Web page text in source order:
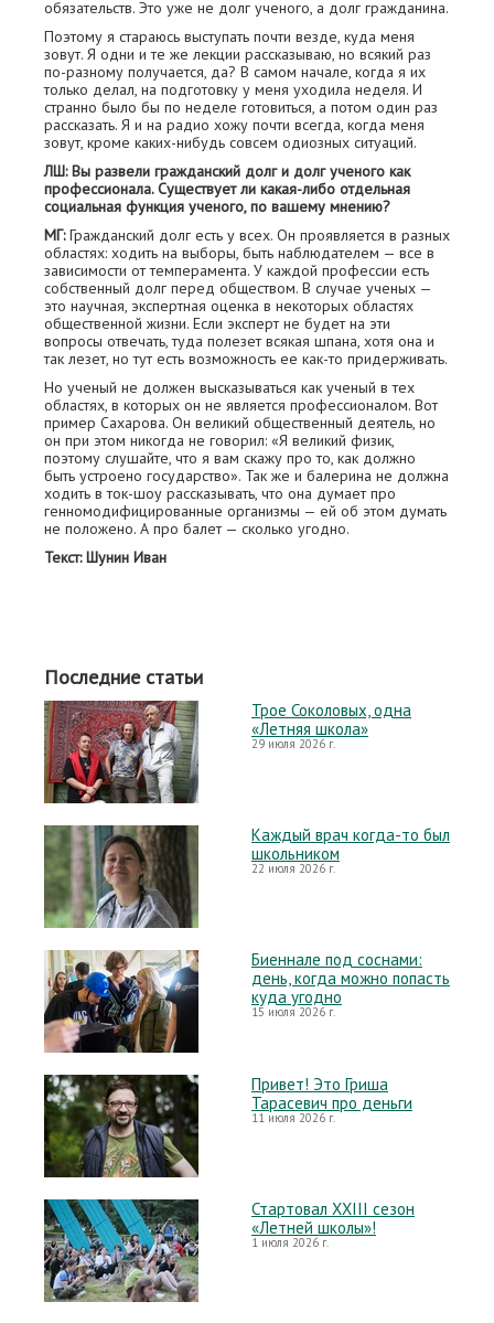
обязательств. Это уже не долг ученого, а долг гражданина.
Поэтому я стараюсь выступать почти везде, куда меня
зовут. Я одни и те же лекции рассказываю, но всякий раз
по-разному получается, да? В самом начале, когда я их
только делал, на подготовку у меня уходила неделя. И
странно было бы по неделе готовиться, а потом один раз
рассказать. Я и на радио хожу почти всегда, когда меня
зовут, кроме каких-нибудь совсем одиозных ситуаций.
ЛШ: Вы развели гражданский долг и долг ученого как
профессионала. Существует ли какая-либо отдельная
социальная функция ученого, по вашему мнению?
МГ:Гражданский долг есть у всех. Он проявляется в разных
областях: ходить на выборы, быть наблюдателем — все в
зависимости от темперамента. У каждой профессии есть
собственный долг перед обществом. В случае ученых —
это научная, экспертная оценка в некоторых областях
общественной жизни. Если эксперт не будет на эти
вопросы отвечать, туда полезет всякая шпана, хотя она и
так лезет, но тут есть возможность ее как-то придерживать.
Но ученый не должен высказываться как ученый в тех
областях, в которых он не является профессионалом. Вот
пример Сахарова. Он великий общественный деятель, но
он при этом никогда не говорил: «Я великий физик,
поэтому слушайте, что я вам скажу про то, как должно
быть устроено государство». Так же и балерина не должна
ходить в ток-шоу рассказывать, что она думает про
генномодифицированные организмы — ей об этом думать
не положено. А про балет — сколько угодно.
Текст: Шунин Иван
Последние статьи
Трое Соколовых, одна
«Летняя школа»
29 июля 2026 г.
Каждый врач когда-то был
школьником
22 июля 2026 г.
Биеннале под соснами:
день, когда можно попасть
куда угодно
15 июля 2026 г.
Привет! Это Гриша
Тарасевич про деньги
11 июля 2026 г.
Стартовал XXIII сезон
«Летней школы»!
1 июля 2026 г.